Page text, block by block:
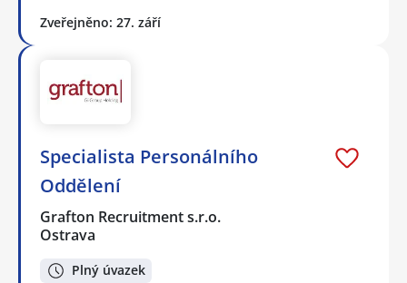
Zveřejněno: 27. září
Specialista Personálního
Oddělení
Grafton Recruitment s.r.o.
Ostrava
Plný úvazek